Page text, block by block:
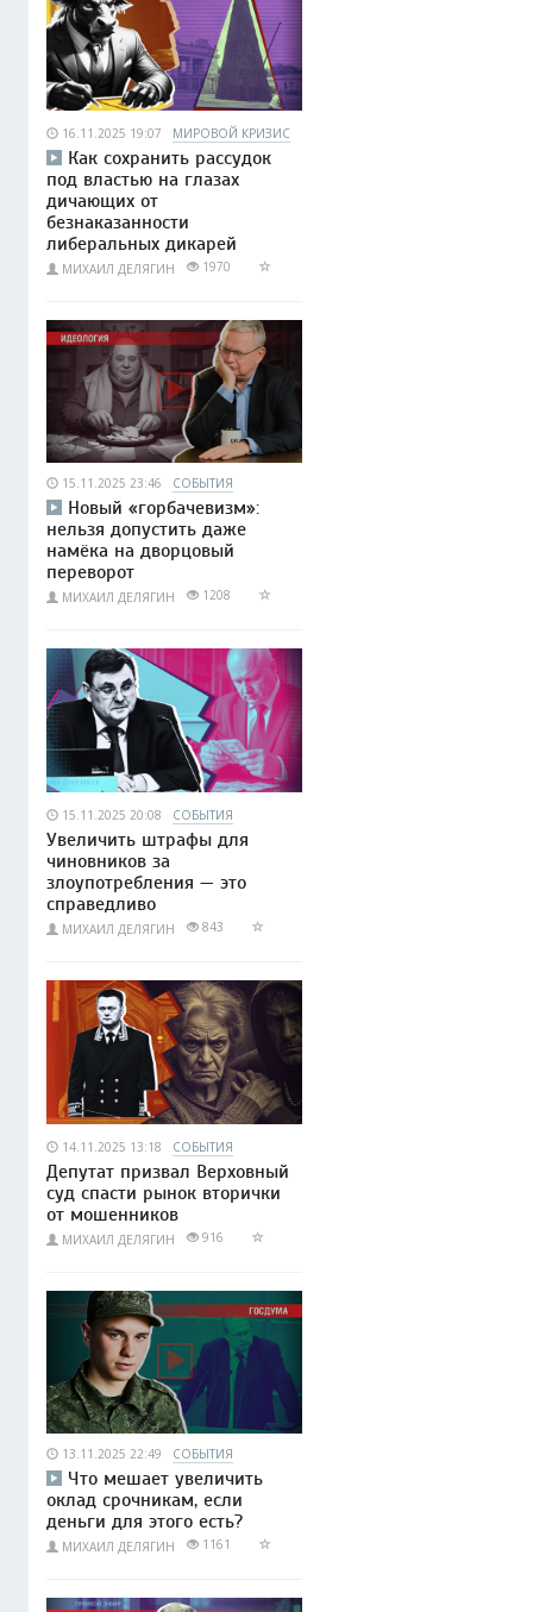
16.11.2025 19:07 МИРОВОЙ КРИЗИС
Как сохранить рассудок
под властью на глазах
дичающих от
безнаказанности
либеральных дикарей
МИХАИЛ ДЕЛЯГИН 1970
15.11.2025 23:46 СОБЫТИЯ
Новый «горбачевизм»:
нельзя допустить даже
намёка на дворцовый
переворот
МИХАИЛ ДЕЛЯГИН 1208
15.11.2025 20:08 СОБЫТИЯ
Увеличить штрафы для
чиновников за
злоупотребления — это
справедливо
МИХАИЛ ДЕЛЯГИН 843
14.11.2025 13:18 СОБЫТИЯ
Депутат призвал Верховный
суд спасти рынок вторички
от мошенников
МИХАИЛ ДЕЛЯГИН 916
13.11.2025 22:49 СОБЫТИЯ
Что мешает увеличить
оклад срочникам, если
деньги для этого есть?
МИХАИЛ ДЕЛЯГИН 1161